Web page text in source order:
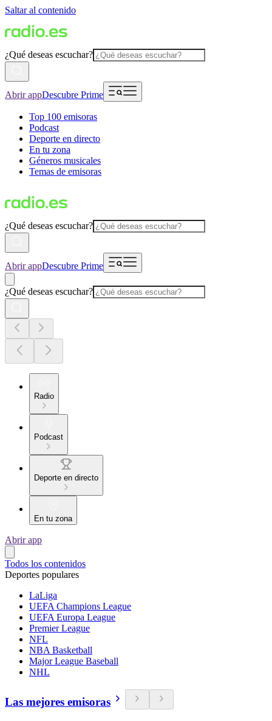
Saltar al contenido
¿Qué deseas escuchar?
Abrir appDescubre Prime
Top 100 emisoras
Podcast
Deporte en directo
En tu zona
Géneros musicales
Temas de emisoras
¿Qué deseas escuchar?
Abrir appDescubre Prime
¿Qué deseas escuchar?
Radio
Podcast
Deporte en directo
En tu zona
Abrir app
Todos los contenidos
Deportes populares
LaLiga
UEFA Champions League
UEFA Europa League
Premier League
NFL
NBA Basketball
Major League Baseball
NHL
Las mejores emisoras